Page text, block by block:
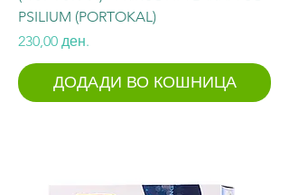
PSILIUM (PORTOKAL)
Price
230,00 ден.
ДОДАДИ ВО КОШНИЦА